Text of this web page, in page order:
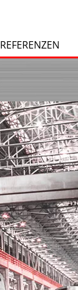
REFERENZEN